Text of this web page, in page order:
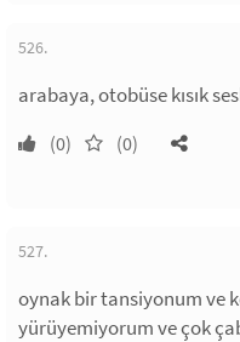
526.
arabaya, otobüse kısık
(0) (0)
527.
oynak bir tansiyonum ve
yürüyemiyorum ve çok